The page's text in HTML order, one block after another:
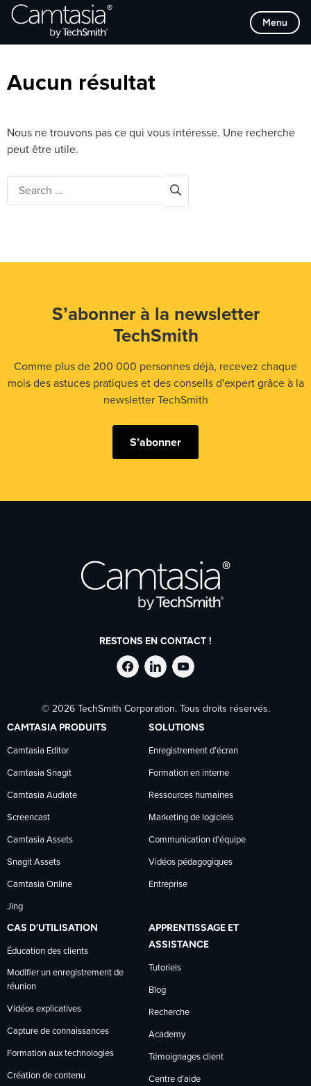
Passer
directement
Menu
Browse Categories
Aucun résultat
Nous ne trouvons pas ce qui vous intéresse. Une recherche
peut être utile.
S’abonner à la newsletter
TechSmith
Comme plus de 200 000 personnes déjà, recevez chaque
mois des astuces pratiques et des conseils d'expert grâce à la
newsletter TechSmith
S’abonner
RESTONS EN CONTACT !
Suivre
TechSmith
sur
Facebook
Suivre
TechSmith
sur
LinkedIn
Suivre
TechSmith
sur
YouTube
© 2026 TechSmith Corporation. Tous droits réservés.
CAMTASIA PRODUITS
Camtasia Editor
Camtasia Snagit
Camtasia Audiate
Screencast
Camtasia Assets
Snagit Assets
Camtasia Online
Jing
SOLUTIONS
Enregistrement d’écran
Formation en interne
Ressources humaines
Marketing de logiciels
Communication d’équipe
Vidéos pédagogiques
Entreprise
CAS D’UTILISATION
Éducation des clients
Modifier un enregistrement de
réunion
Vidéos explicatives
Capture de connaissances
Formation aux technologies
Création de contenu
APPRENTISSAGE ET
ASSISTANCE
Tutoriels
Blog
Recherche
Academy
Témoignages client
Centre d’aide